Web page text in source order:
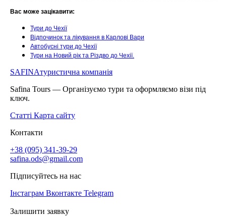
Вас може зацікавити:
Тури до Чехії
Відпочинок та лікування в Карлові Вари
Автобусні тури до Чехії
Тури на Новий рік та Різдво до Чехії.
SAFINAтуристична компанія
Safina Tours — Організуємо тури та оформляємо візи під
ключ.
Статті Карта сайту
Контакти
+38 (095) 341-39-29
safina.ods@gmail.com
Підписуйтесь на нас
Інстаграм Вконтакте Telegram
Залишити заявку